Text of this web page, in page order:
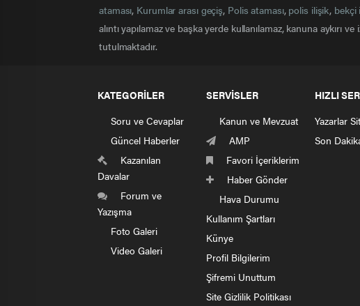
ataması, Kurumlar arası geçiş, Polis ataması, polis ilişik, bekçi
alıntı yapılamaz ve başka yerde kullanılamaz, kanuna aykırı
tutulmaktadır.
KATEGORİLER
Soru ve Cevaplar
Güncel Haberler
Kazanılan
Davalar
Forum ve
Yazışma
Foto Galeri
Video Galeri
SERVİSLER
Kanun ve Mevzuat
AMP
Favori İçeriklerim
Haber Gönder
Hava Durumu
Kullanım Şartları
Künye
Profil Bilgilerim
Şifremi Unuttum
Site Gizlilik Politikası
HIZLI
Yazarlar
Son